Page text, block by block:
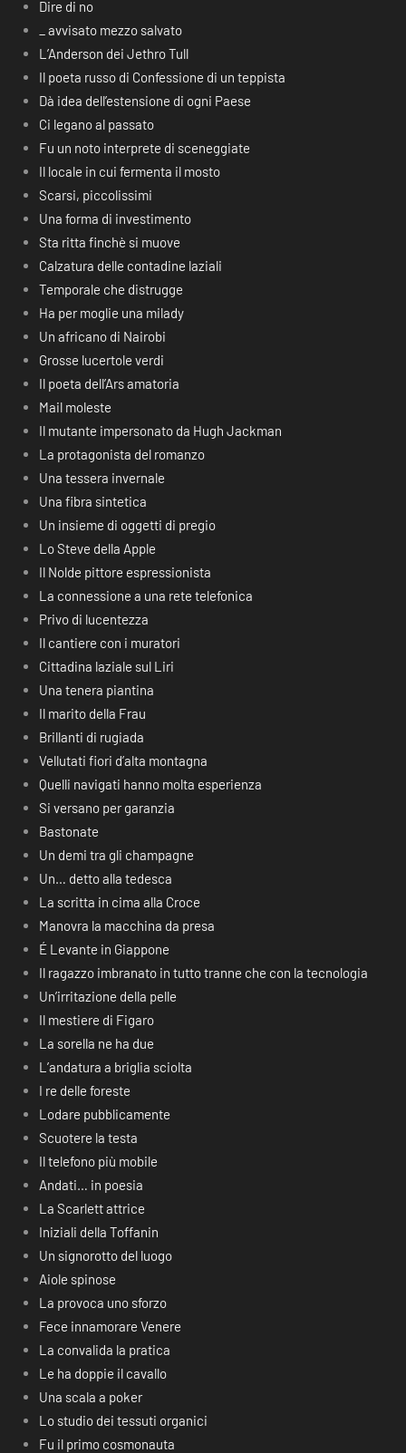
Dire di no
_ avvisato mezzo salvato
L’Anderson dei Jethro Tull
Il poeta russo di Confessione di un teppista
Dà idea dell’estensione di ogni Paese
Ci legano al passato
Fu un noto interprete di sceneggiate
Il locale in cui fermenta il mosto
Scarsi, piccolissimi
Una forma di investimento
Sta ritta finchè si muove
Calzatura delle contadine laziali
Temporale che distrugge
Ha per moglie una milady
Un africano di Nairobi
Grosse lucertole verdi
Il poeta dell’Ars amatoria
Mail moleste
Il mutante impersonato da Hugh Jackman
La protagonista del romanzo
Una tessera invernale
Una fibra sintetica
Un insieme di oggetti di pregio
Lo Steve della Apple
Il Nolde pittore espressionista
La connessione a una rete telefonica
Privo di lucentezza
Il cantiere con i muratori
Cittadina laziale sul Liri
Una tenera piantina
Il marito della Frau
Brillanti di rugiada
Vellutati fiori d’alta montagna
Quelli navigati hanno molta esperienza
Si versano per garanzia
Bastonate
Un demi tra gli champagne
Un… detto alla tedesca
La scritta in cima alla Croce
Manovra la macchina da presa
É Levante in Giappone
Il ragazzo imbranato in tutto tranne che con la tecnologia
Un’irritazione della pelle
Il mestiere di Figaro
La sorella ne ha due
L’andatura a briglia sciolta
I re delle foreste
Lodare pubblicamente
Scuotere la testa
Il telefono più mobile
Andati… in poesia
La Scarlett attrice
Iniziali della Toffanin
Un signorotto del luogo
Aiole spinose
La provoca uno sforzo
Fece innamorare Venere
La convalida la pratica
Le ha doppie il cavallo
Una scala a poker
Lo studio dei tessuti organici
Fu il primo cosmonauta